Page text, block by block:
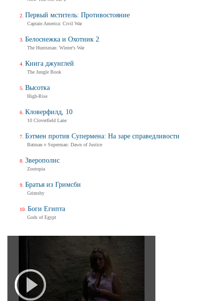
Первый мститель: Противостояние
Captain America: Civil War
Белоснежка и Охотник 2
The Huntsman: Winter's War
Книга джунглей
The Jungle Book
Высотка
High-Rise
Кловерфилд, 10
10 Cloverfield Lane
Бэтмен против Супермена: На заре справедливости
Batman v Superman: Dawn of Justice
Зверополис
Zootopia
Братья из Гримсби
Grimsby
Боги Египта
Gods of Egypt